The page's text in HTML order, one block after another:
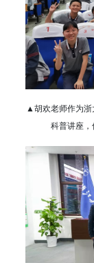
▲胡欢老师作为浙
科普讲座